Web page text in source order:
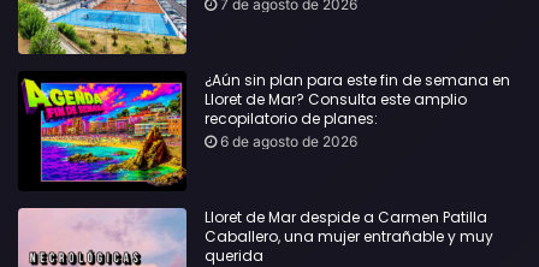
7 de agosto de 2026
¿Aún sin plan para este fin de semana en
Lloret de Mar? Consulta este amplio
recopilatorio de planes:
6 de agosto de 2026
Lloret de Mar despide a Carmen Patilla
Caballero, una mujer entrañable y muy
querida